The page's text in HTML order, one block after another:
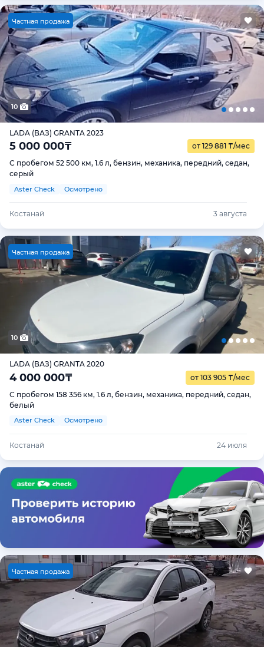
Частная продажа
10
LADA (ВАЗ) GRANTA 2023
5 000 000₸ от 129 881 ₸/мес
С пробегом 52 500 км, 1.6 л, бензин, механика, передний, седан,
серый
Aster Check Осмотрено
Костанай 3 августа
Частная продажа
10
LADA (ВАЗ) GRANTA 2020
4 000 000₸ от 103 905 ₸/мес
С пробегом 158 356 км, 1.6 л, бензин, механика, передний, седан,
белый
Aster Check Осмотрено
Костанай 24 июля
Частная продажа